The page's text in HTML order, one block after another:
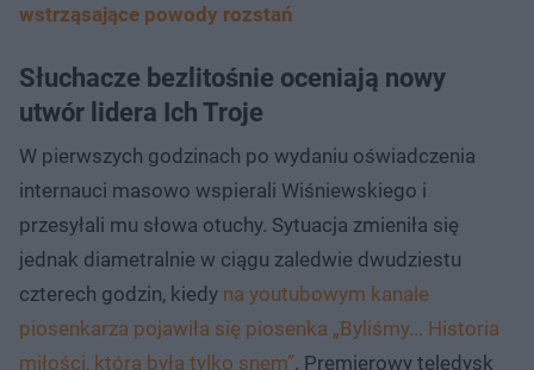
wstrząsające powody rozstań
Słuchacze bezlitośnie oceniają nowy
utwór lidera Ich Troje
W pierwszych godzinach po wydaniu oświadczenia
internauci masowo wspierali Wiśniewskiego i
przesyłali mu słowa otuchy. Sytuacja zmieniła się
jednak diametralnie w ciągu zaledwie dwudziestu
czterech godzin, kiedy na youtubowym kanale
piosenkarza pojawiła się piosenka „Byliśmy... Historia
miłości, która była tylko snem”. Premierowy teledysk